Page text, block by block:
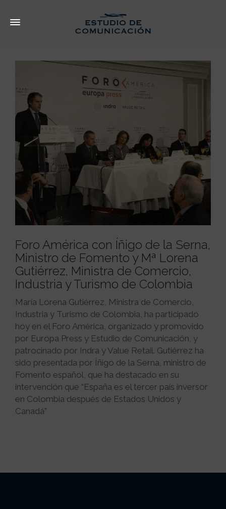
Foro América con Íñigo de la Serna,
Ministro de Fomento y Mª Lorena
Gutiérrez, Ministra de Comercio,
Industria y Turismo de Colombia
María Lorena Gutiérrez, Ministra de Comercio,
Industria y Turismo de Colombia, ha participado
hoy en el Foro América, organizado y promovido
por Europa Press y Estudio de Comunicación, y
patrocinado por Indra y Value Retail. Gutiérrez ha
sido presentada por Íñigo de la Serna, ministro de
Fomento español, que ha destacado en su
intervención que “España es el tercer país inversor
en Colombia después de Estados Unidos y
Canadá”